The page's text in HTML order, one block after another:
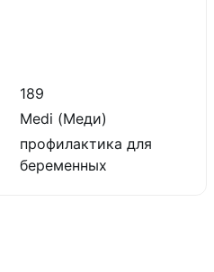
189
Medi (Меди)
профилактика для
беременных